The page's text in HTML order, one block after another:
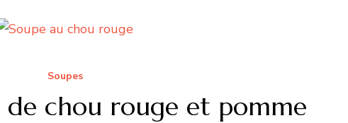
Soupes
de chou rouge et pomme